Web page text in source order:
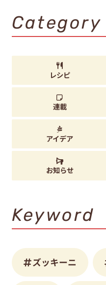
Category
レシピ
連載
アイデア
お知らせ
Keyword
ズッキーニ